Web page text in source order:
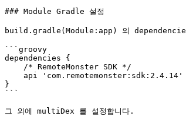
### Module Gradle 설정
build.gradle(Module:app) 의 dependencies
```groovy
dependencies {
}
```
그 외에 multiDex 를 설정합니다.